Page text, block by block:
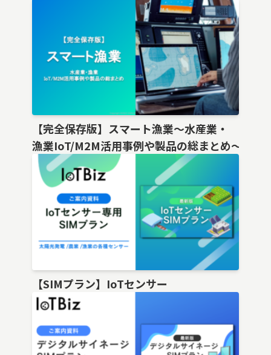
【完全保存版】スマート漁業〜水産業・
漁業IoT/M2M活用事例や製品の総まとめ〜
【SIMプラン】IoTセンサー